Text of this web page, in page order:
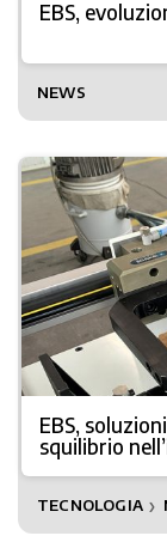
EBS,
NEWS
EBS,
squilibrio
TECNOLOGIA ❯